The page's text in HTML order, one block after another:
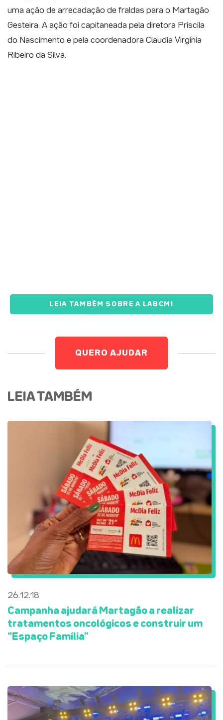
uma ação de arrecadação de fraldas para o Martagão
Gesteira. A ação foi capitaneada pela diretora Priscila
do Nascimento e pela coordenadora Claudia Virgínia
Ribeiro da Silva.
LEIA TAMBÉM SOBRE A LABCMI
QUERO AJUDAR
LEIA TAMBÉM
26.12.18
Campanha ajudará Martagão a realizar
tratamentos oncológicos e construir um
“Espaço Família”